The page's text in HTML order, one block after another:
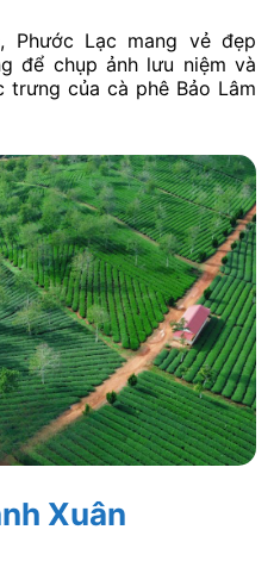
Phước Lạc mang vẻ đẹp
để chụp ảnh lưu niệm và
trưng của cà phê Bảo Lâm
Xuân